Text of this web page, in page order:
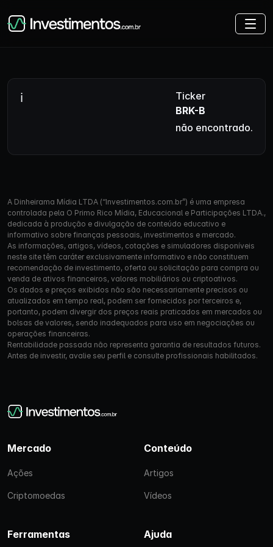
Ticker
BRK-B
não encontrado.
A Dinheirama Mídia LTDA (“Investimentos.com.br”) é uma empresa
controlada pela O Primo Rico Mídia, Educacional e Participações LTDA.,
dedicada à produção e divulgação de conteúdo educativo e
informativo sobre finanças pessoais, investimentos e mercado.
As informações, artigos, vídeos, cotações e simuladores disponíveis
neste site têm caráter exclusivamente informativo e não constituem
recomendação de investimento, oferta ou solicitação para compra ou
venda de ativos financeiros, valores mobiliários ou criptoativos.
Os dados e preços exibidos não são necessariamente precisos ou
atualizados em tempo real, podem ser fornecidos por terceiros e,
portanto, podem divergir dos preços reais praticados em mercados ou
bolsas de valores, sendo inadequados para uso em negociações ou
operações financeiras.
Rentabilidade passada não representa garantia de resultados futuros.
Antes de investir, avalie seu perfil e consulte profissionais habilitados.
Mercado
Ações
Criptomoedas
Conteúdo
Artigos
Vídeos
Ferramentas Ajuda